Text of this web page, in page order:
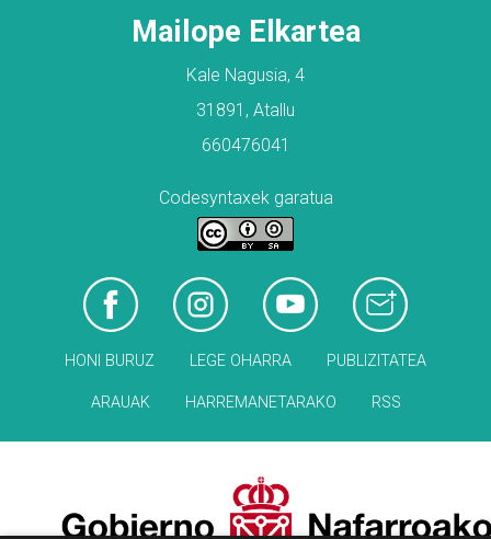
Mailope Elkartea
Kale Nagusia, 4
31891, Atallu
660476041
Codesyntaxek garatua
HONI BURUZ LEGE OHARRA PUBLIZITATEA
ARAUAK HARREMANETARAKO RSS